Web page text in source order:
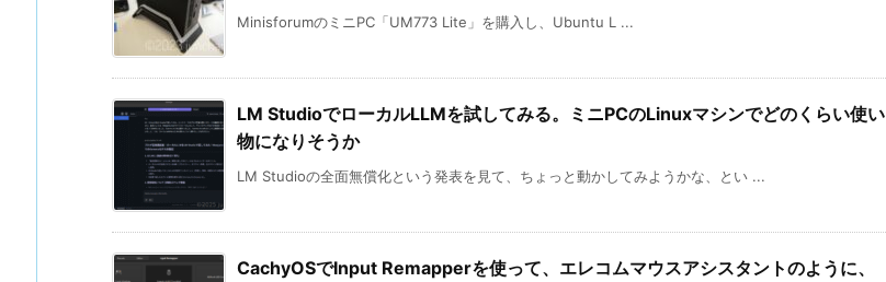
MinisforumのミニPC「UM773 Lite」を購入し、Ubuntu L ...
LM StudioでローカルLLMを試してみる。ミニPCのLinuxマシンでどのくらい使い
物になりそうか
LM Studioの全面無償化という発表を見て、ちょっと動かしてみようかな、とい ...
CachyOSでInput Remapperを使って、エレコムマウスアシスタントのように、